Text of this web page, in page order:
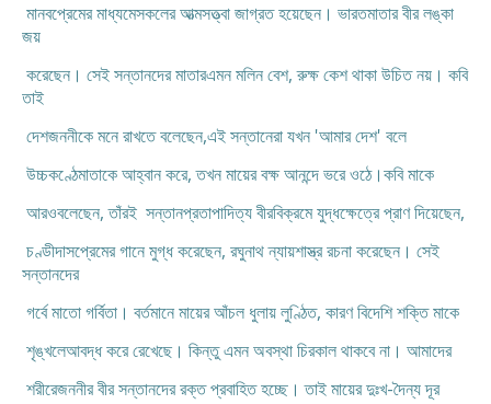
মানবপ্রেমের মাধ্যমেসকলের আত্মসত্ত্বা জাগ্রত হয়েছেন। ভারতমাতার বীর লঙ্কা
জয়
করেছেন। সেইসন্তানদের মাতারএমন মলিন বেশ, রুক্ষ কেশ থাকা উচিত নয়। কবি
তাই
দেশজননীকে মনে রাখতে বলেছেন,এই সন্তানেরা যখন 'আমার দেশ' বলে
উচ্চকণ্ঠেমাতাকে আহ্বান করে, তখন মায়ের বক্ষ আনন্দে ভরে ওঠে।কবি মাকে
আরওবলেছেন, তাঁরই সন্তানপ্রতাপাদিত্য বীরবিক্রমে যুদ্ধক্ষেত্রে প্রাণ দিয়েছেন,
চণ্ডীদাসপ্রেমের গানে মুগ্ধ করেছেন, রঘুনাথ ন্যায়শাস্ত্র রচনা করেছেন। সেই
সন্তানদের
গর্বে মাতো গর্বিতা। বর্তমানে মায়ের আঁচল ধুলায় লুণ্ঠিত, কারণ বিদেশি শক্তি মাকে
শৃঙ্খলেআবদ্ধ করে রেখেছে। কিন্তু এমন অবস্থা চিরকাল থাকবে না। আমাদের
শরীরেজননীর বীর সন্তানদের রক্ত প্রবাহিত হচ্ছে। তাই মায়ের দুঃখ-দৈন্য দূর